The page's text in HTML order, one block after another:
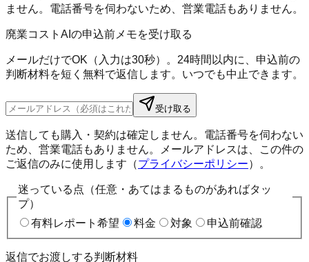
ません。電話番号を伺わないため、営業電話もありません。
廃業コストAIの申込前メモを受け取る
メールだけでOK（入力は30秒）。24時間以内に、申込前の
判断材料を短く無料で返信します。いつでも中止できます。
受け取る
送信しても購入・契約は確定しません。電話番号を伺わない
ため、営業電話もありません。メールアドレスは、この件の
ご返信のみに使用します（プライバシーポリシー）。
迷っている点（任意・あてはまるものがあればタッ
プ）
有料レポート希望
料金 対象 申込前確認
返信でお渡しする判断材料